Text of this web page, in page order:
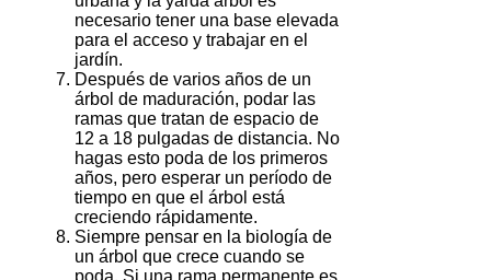
necesario tener una base elevada
para el acceso y trabajar en el
jardín.
Después de varios años de un
árbol de maduración, podar las
ramas que tratan de espacio de
12 a 18 pulgadas de distancia. No
hagas esto poda de los primeros
años, pero esperar un período de
tiempo en que el árbol está
creciendo rápidamente.
Siempre pensar en la biología de
un árbol que crece cuando se